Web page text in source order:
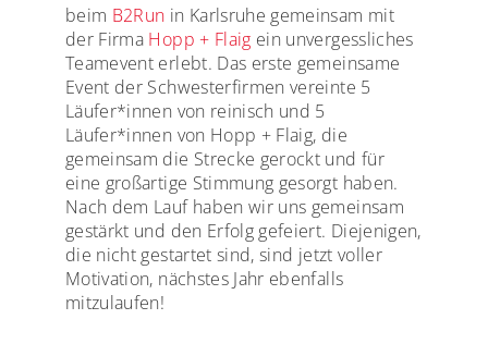
beim B2Run in Karlsruhe gemeinsam mit
der Firma Hopp + Flaig ein unvergessliches
Teamevent erlebt. Das erste gemeinsame
Event der Schwesterfirmen vereinte 5
Läufer*innen von reinisch und 5
Läufer*innen von Hopp + Flaig, die
gemeinsam die Strecke gerockt und für
eine großartige Stimmung gesorgt haben.
Nach dem Lauf haben wir uns gemeinsam
gestärkt und den Erfolg gefeiert. Diejenigen,
die nicht gestartet sind, sind jetzt voller
Motivation, nächstes Jahr ebenfalls
mitzulaufen!